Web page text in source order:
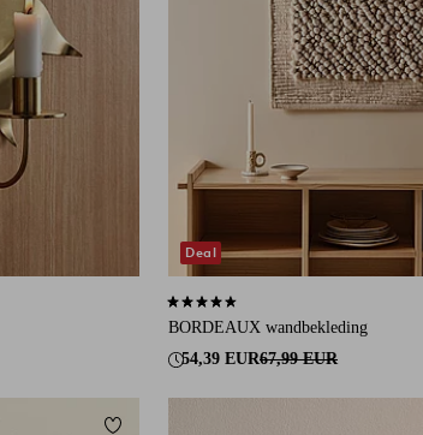
BORDEAUX wandbekleding
54,39 EUR67,99 EUR
4,7 op basis van 25 beoordelingen
Deal